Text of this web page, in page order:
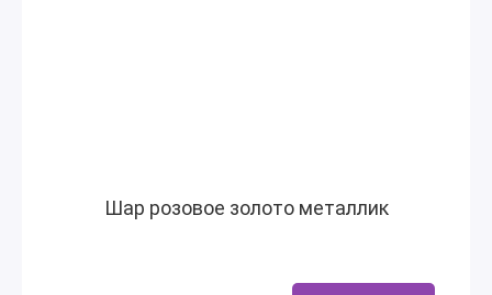
Шар розовое золото металлик